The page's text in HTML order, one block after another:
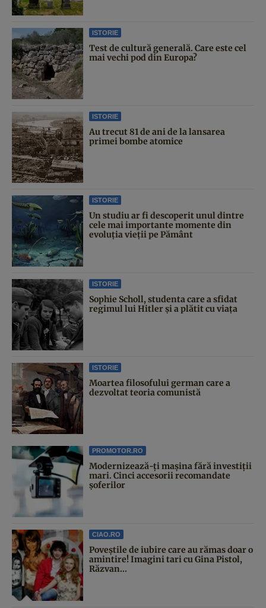
ISTORIE
Test de cultură generală. Care este cel
mai vechi pod din Europa?
ISTORIE
Au trecut 81 de ani de la lansarea
primei bombe atomice
ISTORIE
Un studiu ar fi descoperit unul dintre
cele mai importante momente din
evoluția vieții pe Pământ
ISTORIE
Sophie Scholl, studenta care a sfidat
regimul lui Hitler și a plătit cu viața
ISTORIE
Moartea filosofului german care a
dezvoltat teoria comunistă
PROMOTOR.RO
Modernizează-ți mașina fără investiții
mari. Cinci accesorii recomandate
șoferilor
CIAO.RO
Poveştile de iubire care au rămas doar o
amintire! Imagini tari cu Gina Pistol,
Răzvan...